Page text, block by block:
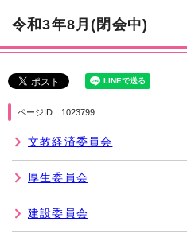
令和3年8月(閉会中)
ページID 1023799
文教経済委員会
厚生委員会
建設委員会